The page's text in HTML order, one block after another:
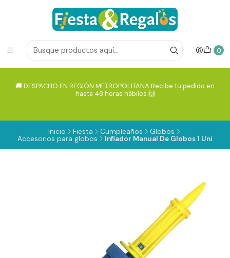
0
🚚 DESPACHO EN REGIÓN METROPOLITANA Recibe tu pedido en
hasta 48 horas hábiles 🙌
Inicio Fiesta Cumpleaños
Globos
Accesorios para globos
Inflador Manual De Globos 1 Uni